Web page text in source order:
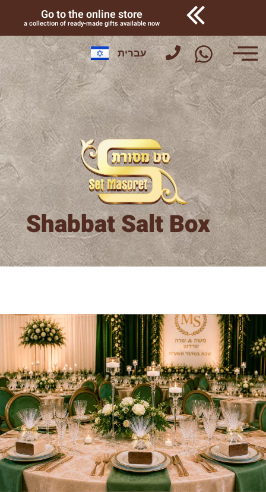
Go to the online store
a collection of ready-made gifts available now
עברית
Shabbat Salt Box